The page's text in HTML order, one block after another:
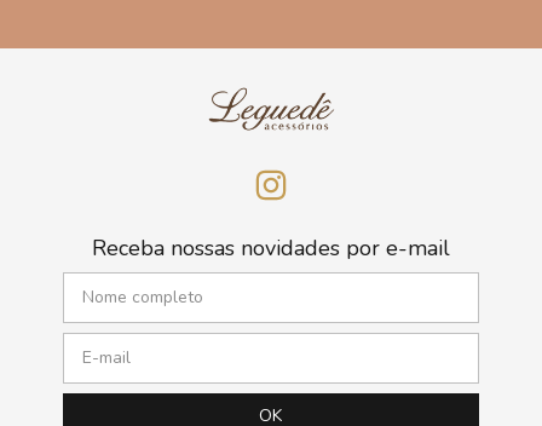
Receba nossas novidades por e-mail